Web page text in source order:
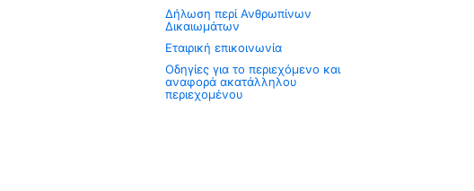
Δήλωση περί Ανθρωπίνων
Δικαιωμάτων
Εταιρική επικοινωνία
Οδηγίες για το περιεχόμενο και
αναφορά ακατάλληλου
περιεχομένου